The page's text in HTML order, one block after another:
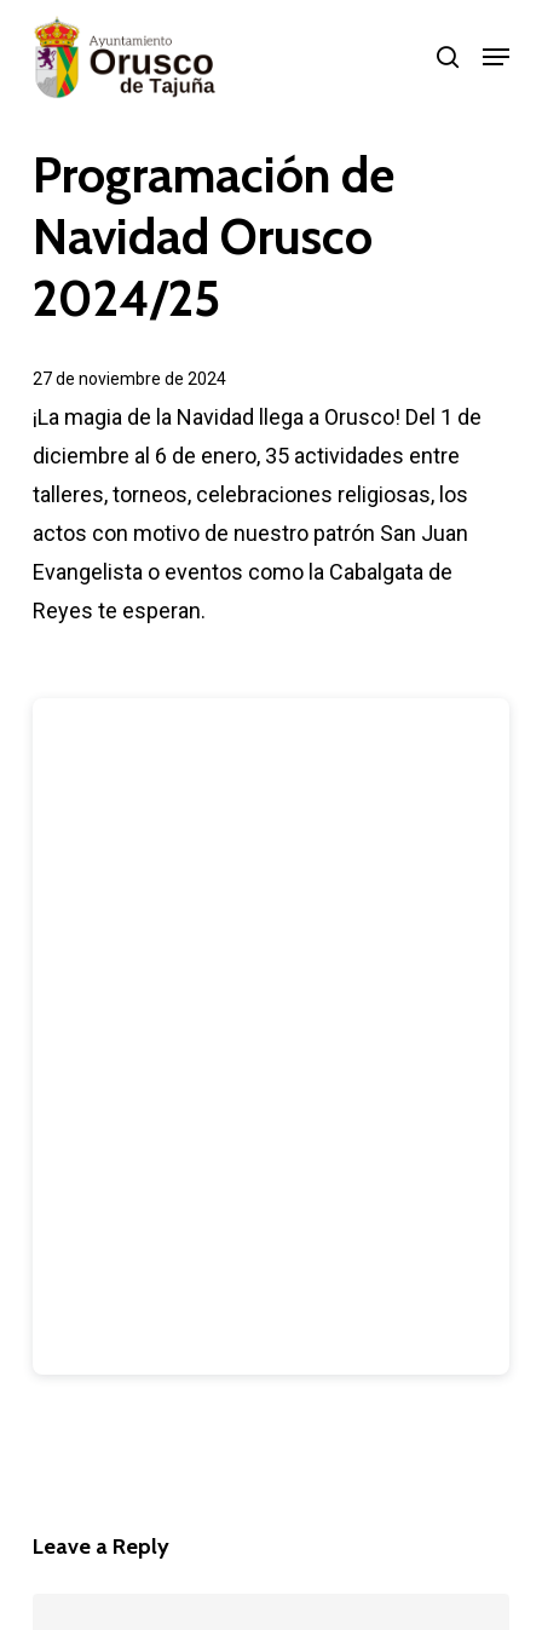
main
search
Menu
Programación de
Navidad Orusco
2024/25
27 de noviembre de 2024
¡La magia de la Navidad llega a Orusco! Del 1 de
diciembre al 6 de enero, 35 actividades entre
talleres, torneos, celebraciones religiosas, los
actos con motivo de nuestro patrón San Juan
Evangelista o eventos como la Cabalgata de
Reyes te esperan.
Leave a Reply